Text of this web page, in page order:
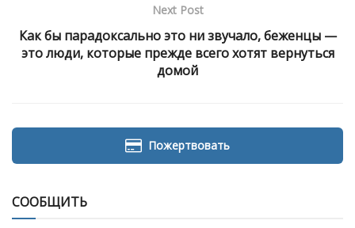
Next Post
Как бы парадоксально это ни звучало, беженцы —
это люди, которые прежде всего хотят вернуться
домой
Пожертвовать
СООБЩИТЬ